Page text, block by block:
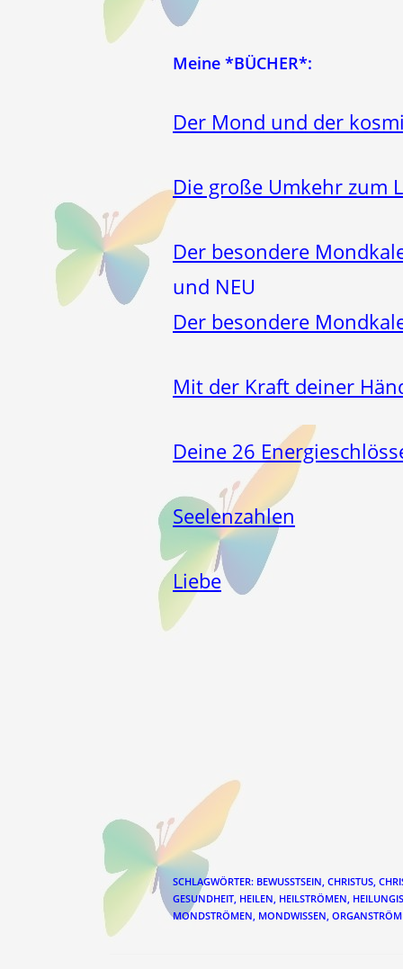
Meine *BÜCHER*:
Der Mond und der
Die große Umkehr zum
Der besondere
und NEU
Der besondere
Mit der Kraft deiner
Deine 26
Seelenzahlen
Liebe
SCHLAGWÖRTER: BEWUSSTSEIN, CHRISTUS,
GESUNDHEIT, HEILEN, HEILSTRÖMEN,
MONDSTRÖMEN, MONDWISSEN,